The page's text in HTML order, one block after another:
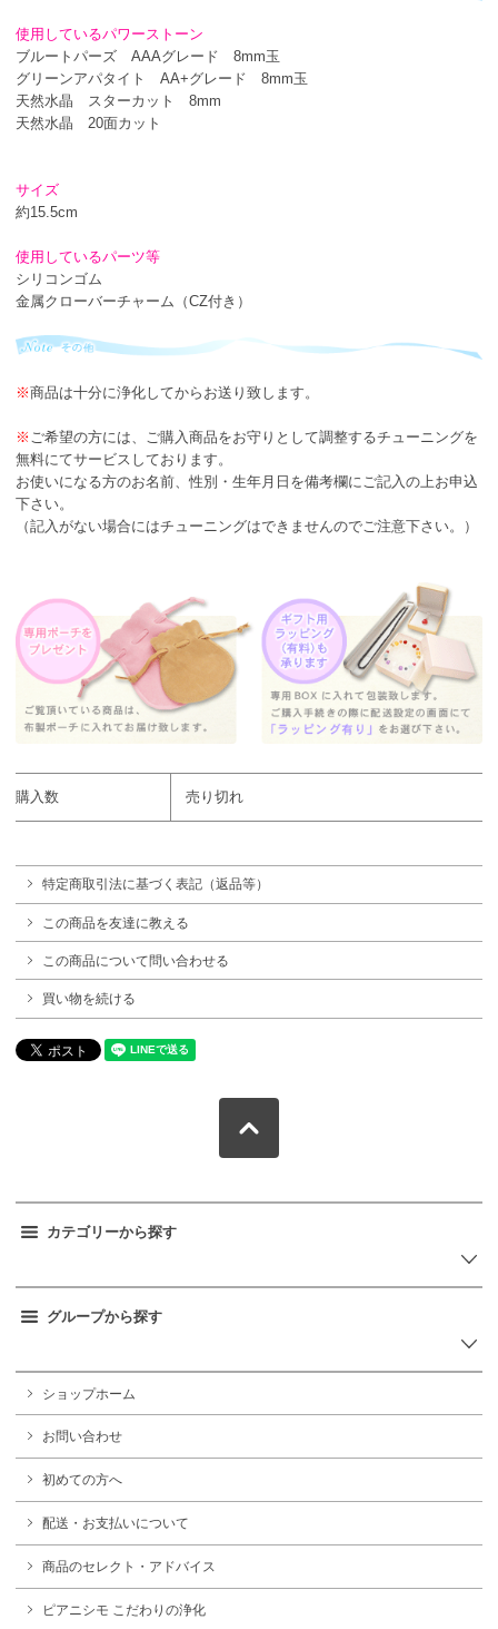
使用しているパワーストーン
ブルートパーズ AAAグレード 8mm玉
グリーンアパタイト AA+グレード 8mm玉
天然水晶 スターカット 8mm
天然水晶 20面カット
サイズ
約15.5cm
使用しているパーツ等
シリコンゴム
金属クローバーチャーム（CZ付き）
※商品は十分に浄化してからお送り致します。
※ ご希望の方には、ご購入商品をお守りとして調整するチューニングを
無料にてサービスしております。
お使いになる方のお名前、性別・生年月日を備考欄にご記入の上お申込
下さい。
（記入がない場合にはチューニングはできませんのでご注意下さい。）
購入数 売り切れ
特定商取引法に基づく表記（返品等）
この商品を友達に教える
この商品について問い合わせる
買い物を続ける
カテゴリーから探す
グループから探す
ショップホーム
お問い合わせ
初めての方へ
配送・お支払いについて
商品のセレクト・アドバイス
ピアニシモ こだわりの浄化